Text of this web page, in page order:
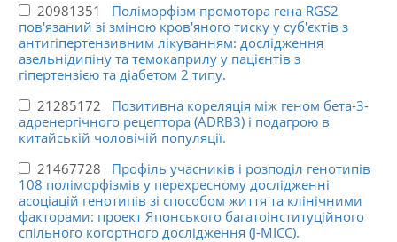
20981351 Поліморфізм промотора гена RGS2
пов'язаний зі зміною кров'яного тиску у суб'єктів з
антигіпертензивним лікуванням: дослідження
азельнідипіну та темокаприлу у пацієнтів з
гіпертензією та діабетом 2 типу.
21285172 Позитивна кореляція між геном бета-3-
адренергічного рецептора (ADRB3) і подагрою в
китайській чоловічій популяції.
21467728 Профіль учасників і розподіл генотипів
108 поліморфізмів у перехресному дослідженні
асоціацій генотипів зі способом життя та клінічними
факторами: проект Японського багатоінституційного
спільного когортного дослідження (J-MICC).